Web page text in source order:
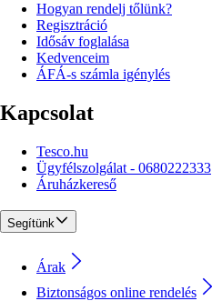
Hogyan rendelj tőlünk?
Regisztráció
Idősáv foglalása
Kedvenceim
ÁFÁ-s számla igénylés
Kapcsolat
Tesco.hu
Ügyfélszolgálat - 0680222333
Áruházkereső
Segítünk
Árak
Biztonságos online rendelés